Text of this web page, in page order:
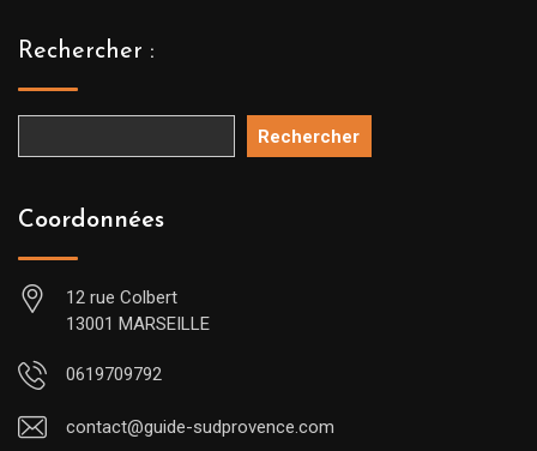
Rechercher :
Rechercher
Coordonnées
12 rue Colbert
13001 MARSEILLE
0619709792
contact@guide-sudprovence.com